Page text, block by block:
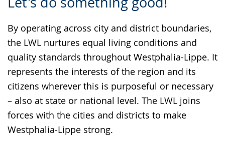
By operating across city and district boundaries,
the LWL nurtures equal living conditions and
quality standards throughout Westphalia-Lippe. It
represents the interests of the region and its
citizens wherever this is purposeful or necessary
– also at state or national level. The LWL joins
forces with the cities and districts to make
Westphalia-Lippe strong.
Leichten
wechseln.
Audio-
Video
Deutscher
Gebärdensprache
wird
angezeigt.